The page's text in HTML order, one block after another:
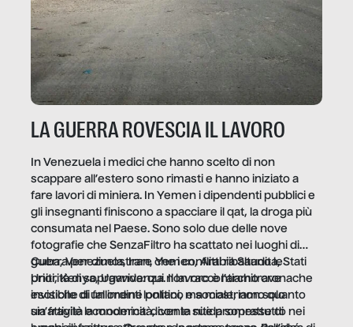
LA GUERRA ROVESCIA IL LAVORO
In Venezuela i medici che hanno scelto di non
scappare all’estero sono rimasti e hanno iniziato a
fare lavori di miniera. In Yemen i dipendenti pubblici e
gli insegnanti finiscono a spacciare il qat, la droga più
consumata nel Paese. Sono solo due delle nove
fotografie che SenzaFiltro ha scattato nei luoghi di
guerra per dimostrare che i conflitti ribaltano le
priorità di sopravvivenza. Il lavoro è l’architrave
invisibile di un ordine politico e sociale, non solo
un’attività economica: diventa nitida soprattutto nei
Cuba, Venezuela, Iran, Yemen, Arabia Saudita, Stati
Uniti, Kenya, Uganda: qui non raccontiamo cronache
esotiche di fallimenti lontani, ma mostriamo quanto
sia fragile la modernità, con le sue promesse di